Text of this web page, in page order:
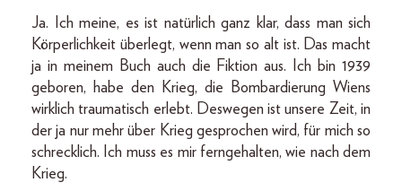
Ja. Ich meine, es ist natürlich ganz klar, dass man sich
Körperlichkeit überlegt, wenn man so alt ist. Das macht
ja in meinem Buch auch die Fiktion aus. Ich bin 1939
geboren, habe den Krieg, die Bombardierung Wiens
wirklich traumatisch erlebt. Deswegen ist unsere Zeit, in
der ja nur mehr über Krieg gesprochen wird, für mich so
schrecklich. Ich muss es mir ferngehalten, wie nach dem
Krieg.